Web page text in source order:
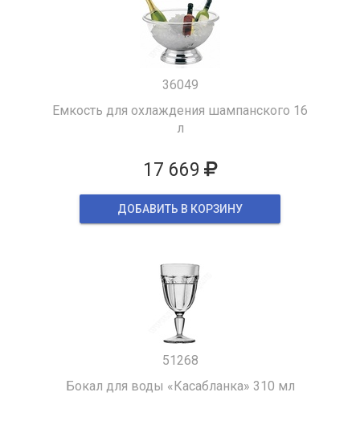
36049
Емкость для охлаждения шампанского 16
л
17 669
ДОБАВИТЬ В КОРЗИНУ
51268
Бокал для воды «Касабланка» 310 мл